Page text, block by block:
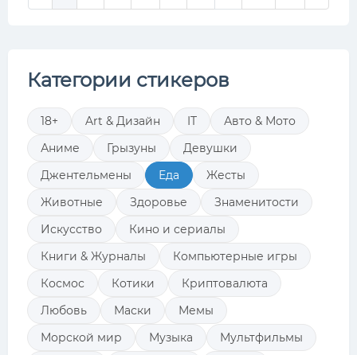
Категории стикеров
18+ Art & Дизайн IT
Авто & Мото
Аниме
Грызуны
Девушки
Джентельмены
Еда
Жесты
Животные
Здоровье
Знаменитости
Искусство
Кино и сериалы
Книги & Журналы
Компьютерные игры
Космос
Котики
Криптовалюта
Любовь
Маски
Мемы
Морской мир
Музыка
Мультфильмы